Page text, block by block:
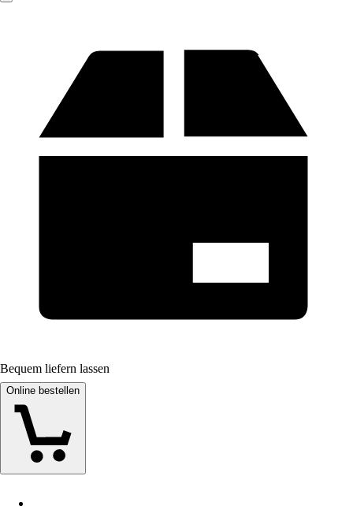
Bequem liefern lassen
Online bestellen